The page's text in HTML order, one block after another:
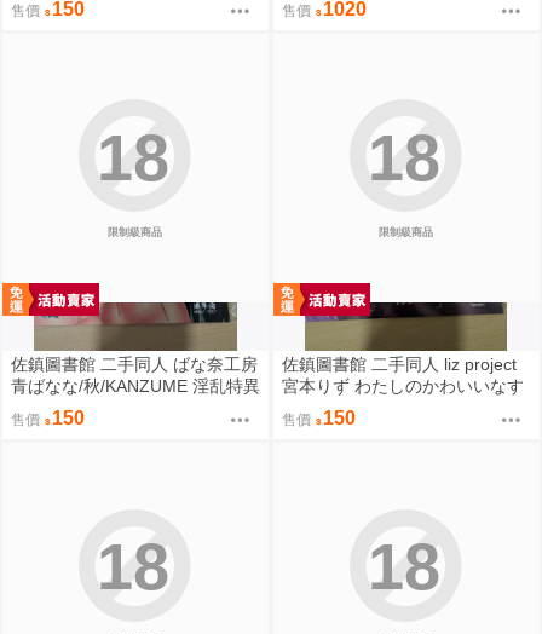
售價 150 售價 1020
限制級商品
18
佐鎮圖書館 二手同人 ばな奈工房
青ばなな/秋/KANZUME 淫乱特異
点英霊風俗七番勝負 Fate FGO
售價 150
限制級商品
18
佐鎮圖書館 二手同人 liz project
宮本りず わたしのかわいいなす
びちゃん Fate FGO
售價 150
18 18